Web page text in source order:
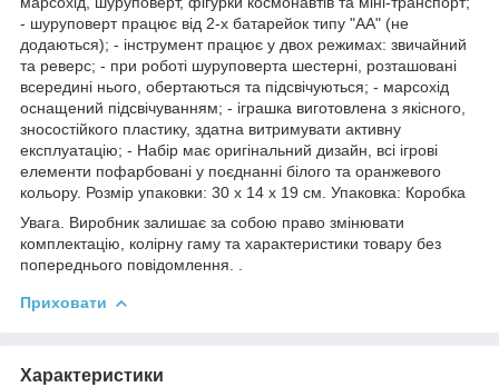
- шуруповерт працює від 2-х батарейок типу "АА" (не
додаються); - інструмент працює у двох режимах: звичайний
та реверс; - при роботі шуруповерта шестерні, розташовані
всередині нього, обертаються та підсвічуються; - марсохід
оснащений підсвічуванням; - іграшка виготовлена з якісного,
зносостійкого пластику, здатна витримувати активну
експлуатацію; - Набір має оригінальний дизайн, всі ігрові
елементи пофарбовані у поєднанні білого та оранжевого
кольору. Розмір упаковки: 30 х 14 х 19 см. Упаковка: Коробка
Увага. Виробник залишає за собою право змінювати
комплектацію, колірну гаму та характеристики товару без
попереднього повідомлення. .
Приховати
Характеристики